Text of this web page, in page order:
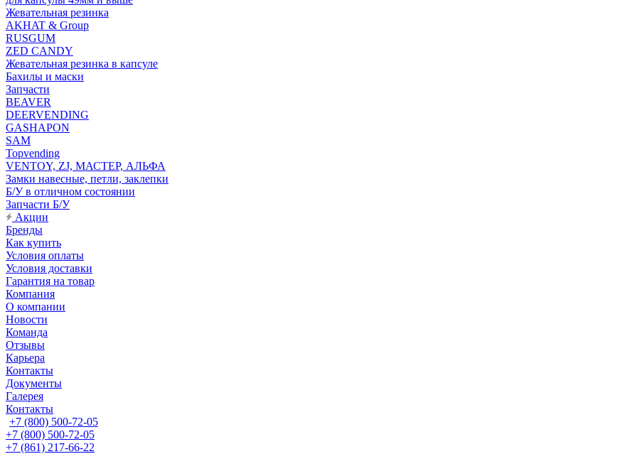
Жевательная резинка
AKHAT & Group
RUSGUM
ZED CANDY
Жевательная резинка в капсуле
Бахилы и маски
Запчасти
BEAVER
DEERVENDING
GASHAPON
SAM
Topvending
VENTOY, ZJ, МАСТЕР, АЛЬФА
Замки навесные, петли, заклепки
Б/У в отличном состоянии
Запчасти Б/У
Акции
Бренды
Как купить
Условия оплаты
Условия доставки
Гарантия на товар
Компания
О компании
Новости
Команда
Отзывы
Карьера
Контакты
Документы
Галерея
Контакты
+7 (800) 500-72-05
+7 (800) 500-72-05
+7 (861) 217-66-22